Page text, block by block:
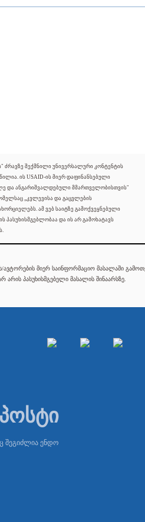
ძრავზე შექმნილი უნივერსალური კონტენტის
ის USAID-ის მიერ დაფინანსებული
და ანგარიშვალდებული მმართველობისთვის"
„კვლევისა და გაცვლების
ამ ვებ საიტზე გამოქვეყნებული
პასუხისმგებლობაა და ის არ გამოხატავს
ავტორების მიერ საინფორმაციო მასალაში
არის პასუხისმგებელი მასალის შინაარსზე.
შეგიძლია ენდო